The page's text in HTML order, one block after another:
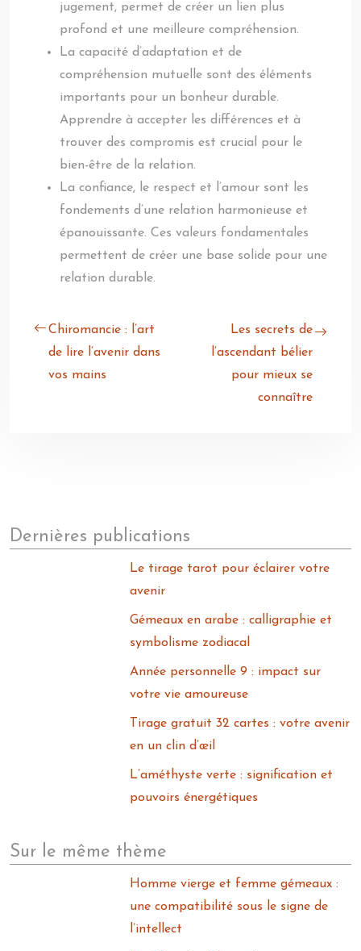
jugement, permet de créer un lien plus
profond et une meilleure compréhension.
La capacité d’adaptation et de
compréhension mutuelle sont des éléments
importants pour un bonheur durable.
Apprendre à accepter les différences et à
trouver des compromis est crucial pour le
bien-être de la relation.
La confiance, le respect et l’amour sont les
fondements d’une relation harmonieuse et
épanouissante. Ces valeurs fondamentales
permettent de créer une base solide pour une
relation durable.
Chiromancie : l’art
de lire l’avenir dans
vos mains
Les secrets de
l’ascendant bélier
pour mieux se
connaître
Dernières publications
Le tirage tarot pour éclairer votre
avenir
Gémeaux en arabe : calligraphie et
symbolisme zodiacal
Année personnelle 9 : impact sur
votre vie amoureuse
Tirage gratuit 32 cartes : votre avenir
en un clin d’œil
L’améthyste verte : signification et
pouvoirs énergétiques
Sur le même thème
Homme vierge et femme gémeaux :
une compatibilité sous le signe de
l’intellect